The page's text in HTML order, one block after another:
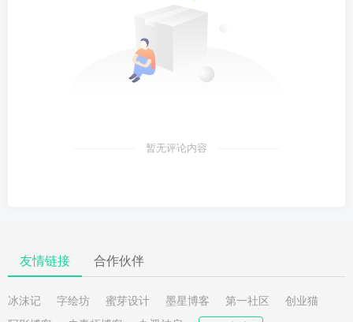
暂无评论内容
友情链接 合作伙伴
冰沫记 字绘坊 蜜芽设计 墨星博客 第一社区
创业猫